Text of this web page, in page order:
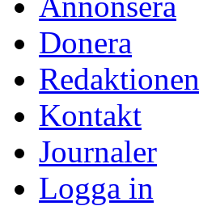
Donera
Redaktionen
Kontakt
Journaler
Logga in